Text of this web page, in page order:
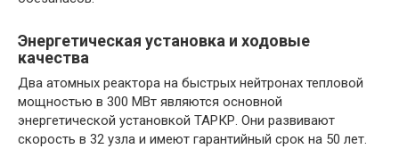
Энергетическая установка и ходовые
качества
Два атомных реактора на быстрых нейтронах тепловой
мощностью в 300 МВт являются основной
энергетической установкой ТАРКР. Они развивают
скорость в 32 узла и имеют гарантийный срок на 50 лет.